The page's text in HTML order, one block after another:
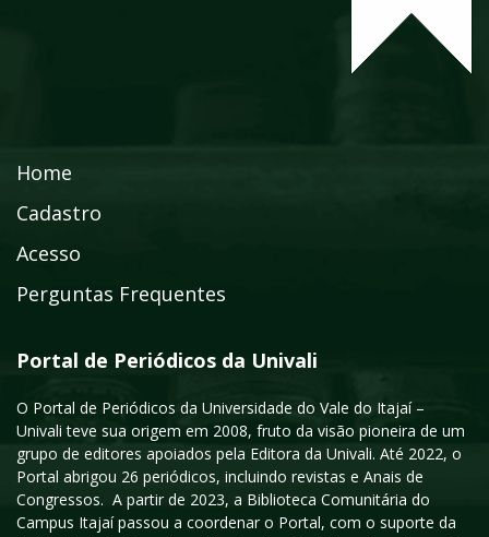
Home
Cadastro
Acesso
Perguntas Frequentes
Portal de Periódicos da Univali
O Portal de Periódicos da Universidade do Vale do Itajaí –
Univali teve sua origem em 2008, fruto da visão pioneira de um
grupo de editores apoiados pela Editora da Univali. Até 2022, o
Portal abrigou 26 periódicos, incluindo revistas e Anais de
Congressos. A partir de 2023, a Biblioteca Comunitária do
Campus Itajaí passou a coordenar o Portal, com o suporte da